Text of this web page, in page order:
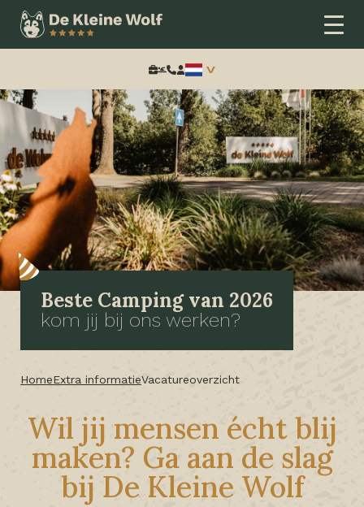
Zoeken:
Beste Camping van 2026
kom jij bij ons werken?
HomeExtra informatieVacatureoverzicht
Wil jij mensen écht blij
maken? Ga aan de slag
bij De Kleine Wolf